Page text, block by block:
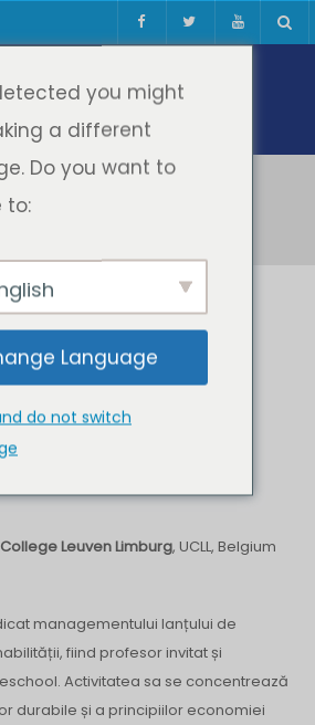
Ann Reulens
Leuven Limburg, UCLL, Belgium
managementului lanțului de
fiind profesor invitat și
Activitatea sa se concentrează
durabile și a principiilor economiei
you might
a different
Do you want to
to:
Language
do not switch